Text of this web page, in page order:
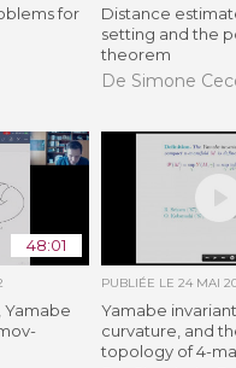
for
Distance
setting and the
theorem
De Simone
48:01
Yamabe
PUBLIÉE LE 24 MAI
Yamabe
curvature, and
topology of 4-